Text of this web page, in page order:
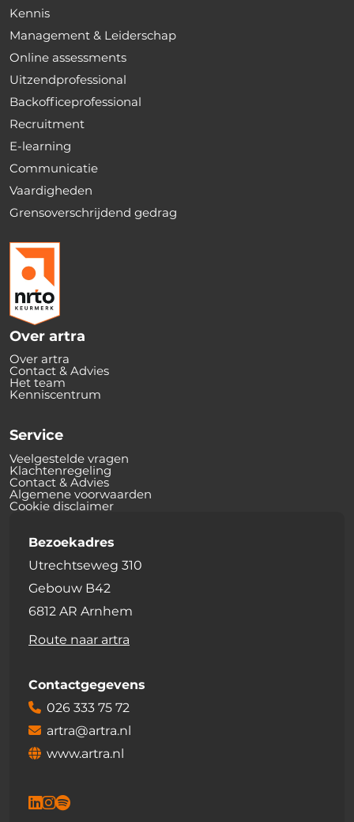
Kennis
Management & Leiderschap
Online assessments
Uitzendprofessional
Backofficeprofessional
Recruitment
E-learning
Communicatie
Vaardigheden
Grensoverschrijdend gedrag
Over artra
Over artra
Contact & Advies
Het team
Kenniscentrum
Service
Veelgestelde vragen
Klachtenregeling
Contact & Advies
Algemene voorwaarden
Cookie disclaimer
Bezoekadres
Utrechtseweg 310
Gebouw B42
6812 AR Arnhem
Route naar artra
Contactgegevens
026 333 75 72
artra@artra.nl
www.artra.nl